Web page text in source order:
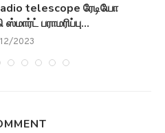
telescope ரேடியோ
பராமரிப்பு...
2023